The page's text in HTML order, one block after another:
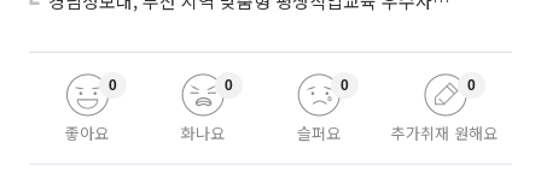
좋아요
0
화나요
0
슬퍼요
0
추가취재 원해요
0